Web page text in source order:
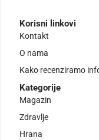
Korisni linkovi
Kontakt
O nama
Kako recenziramo
Kategorije
Magazin
Zdravlje
Hrana